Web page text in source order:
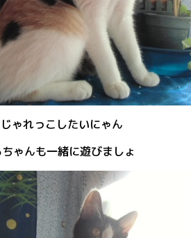
ゃれっこしたいにゃん
ゃんも一緒に遊びましょ